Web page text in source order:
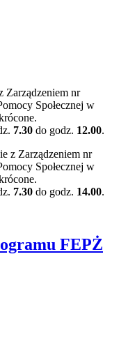
Zarządzeniem nr
Społecznej w
7.30 do godz. 12.00.
z Zarządzeniem nr
Społecznej w
7.30 do godz. 14.00.
FEPŻ